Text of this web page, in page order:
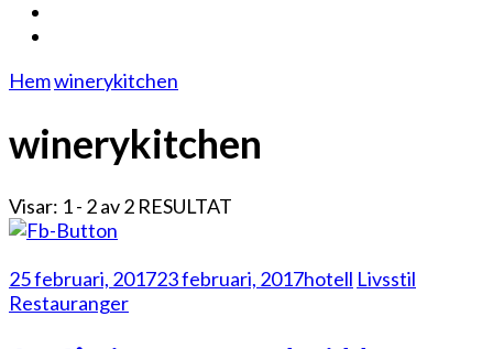
Hemwinerykitchen
winerykitchen
Visar: 1 - 2 av 2 RESULTAT
25 februari, 201723 februari, 2017hotell Livsstil
Restauranger